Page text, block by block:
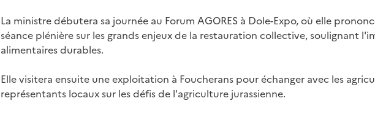
La ministre débutera sa journée au Forum AGORES à Dole-Expo, où elle
séance plénière sur les grands enjeux de la restauration collective, soulignant
alimentaires durables.
Elle visitera ensuite une exploitation à Foucherans pour échanger avec les
représentants locaux sur les défis de l'agriculture jurassienne.